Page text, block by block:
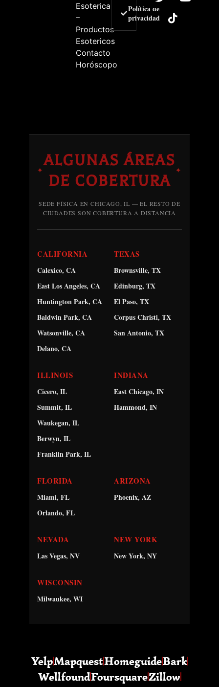
Esoterica
–
Productos
Esotericos
Contacto
Horóscopo
Política de
privacidad
✦
ALGUNAS ÁREAS
DE COBERTURA
✦
SEDE FÍSICA EN CHICAGO, IL — EL RESTO DE
CIUDADES SON COBERTURA A DISTANCIA
CALIFORNIA
Calexico, CA
East Los Angeles, CA
Huntington Park, CA
Baldwin Park, CA
Watsonville, CA
Delano, CA
TEXAS
Brownsville, TX
Edinburg, TX
El Paso, TX
Corpus Christi, TX
San Antonio, TX
ILLINOIS
Cicero, IL
Summit, IL
Waukegan, IL
Berwyn, IL
Franklin Park, IL
INDIANA
East Chicago, IN
Hammond, IN
FLORIDA
Miami, FL
Orlando, FL
ARIZONA
Phoenix, AZ
NEVADA
Las Vegas, NV
NEW YORK
New York, NY
WISCONSIN
Milwaukee, WI
YelpMapquestHomeguideBark
WellfoundFoursquareZillow